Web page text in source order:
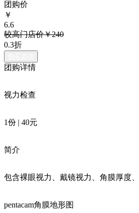
团购价
￥
6.6
较高门店价￥240
0.3折
团购详情
视力检查
1份 | 40元
简介
包含裸眼视力、戴镜视力、角膜厚度
pentacam角膜地形图